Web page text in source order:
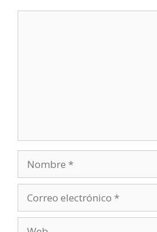
electrónico